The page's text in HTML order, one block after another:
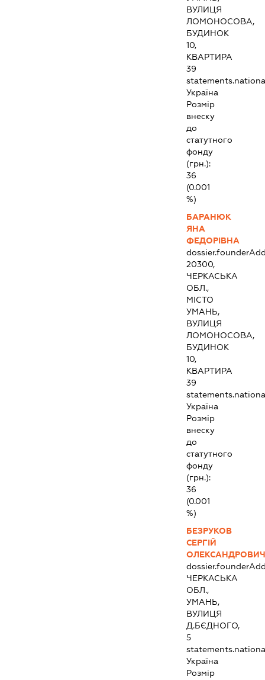
ВУЛИЦЯ
ЛОМОНОСОВА,
БУДИНОК
10,
КВАРТИРА
39
Україна
Розмір
внеску
до
статутного
фонду
(грн.):
36
(0.001
%)
БАРАНЮК
ЯНА
ФЕДОРІВНА
20300,
ЧЕРКАСЬКА
ОБЛ.,
МІСТО
УМАНЬ,
ВУЛИЦЯ
ЛОМОНОСОВА,
БУДИНОК
10,
КВАРТИРА
39
Україна
Розмір
внеску
до
статутного
фонду
(грн.):
36
(0.001
%)
БЕЗРУКОВ
СЕРГІЙ
ОЛЕКСАНДРОВИЧ
ЧЕРКАСЬКА
ОБЛ.,
УМАНЬ,
ВУЛИЦЯ
Д.БЄДНОГО,
5
Україна
Розмір